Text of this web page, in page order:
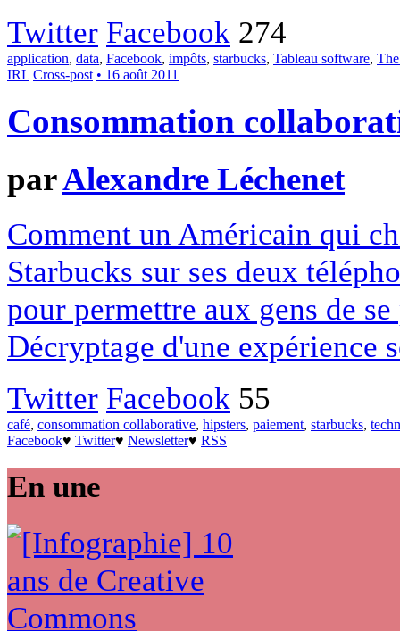
Twitter Facebook 274
application, data, Facebook, impôts, starbucks, Tableau software,
IRL Cross-post • 16 août 2011
Consommation
parAlexandre Léchenet
Comment un Américain qui
Starbucks sur ses deux
pour permettre aux gens de
Décryptage d'une expérience
Twitter Facebook 55
café, consommation collaborative, hipsters, paiement, starbucks,
Facebook♥ Twitter♥ Newsletter♥ RSS
En une